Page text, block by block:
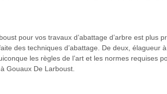
pour vos travaux d’abattage d’arbre est plus
des techniques d’abattage. De deux, élagueur à
les règles de l’art et les normes requises
Gouaux De Larboust.